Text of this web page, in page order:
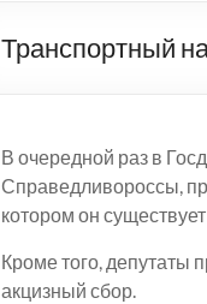
Транспортный
В очередной раз в
Справедливороссы,
котором он
Кроме того, депутаты
акцизный сбор.